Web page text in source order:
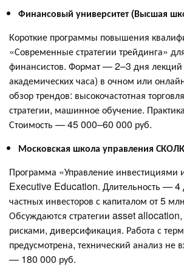
Финансовый университет (Высшая
Короткие программы повышения
«Современные стратегии трейдинга»
финансистов. Формат — 2–3 дня
академических часа) в очном или
обзор трендов: высокочастотная
стратегии, машинное обучение. Практика
Стоимость — 45 000–60 000 руб.
Московская школа управления
Программа «Управление инвестициями
Executive Education. Длительность — 4
частных инвесторов с капиталом от 5
Обсуждаются стратегии asset
рисками, диверсификация. Работа с
предусмотрена, технический анализ не
— 180 000 руб.